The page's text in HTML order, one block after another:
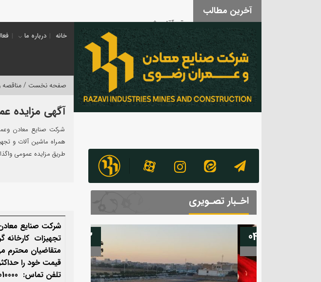
آخرین مطالب
خانه درباره ما
صفحه نخست /مناقصه
آگهی مزایده
شرکت صنایع معادن
همراه ماشین آلات و
طريق مزایده عمومی
شرکت صنایع
تجهیزات کارخانه
متقاضيان محترم
قیمت خود را حداکثر ظرف مدت 6 روز کاری از تاریخ
تلفن تماس: 31010000-051 داخلی 1064
اخـبار تصـویری
13